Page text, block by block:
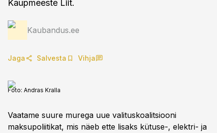
Kaupmeeste Liit.
Kaubandus.ee
Jaga Salvesta Vihja
Foto: Andras Kralla
Vaatame suure murega uue valituskoalitsiooni
maksupoliitikat, mis näeb ette lisaks kütuse-, elektri- ja